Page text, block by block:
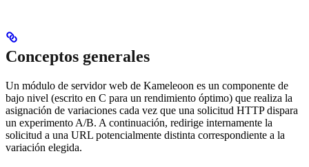
Conceptos generales
Un módulo de servidor web de Kameleoon es un componente de
bajo nivel (escrito en C para un rendimiento óptimo) que realiza la
asignación de variaciones cada vez que una solicitud HTTP dispara
un experimento A/B. A continuación, redirige internamente la
solicitud a una URL potencialmente distinta correspondiente a la
variación elegida.